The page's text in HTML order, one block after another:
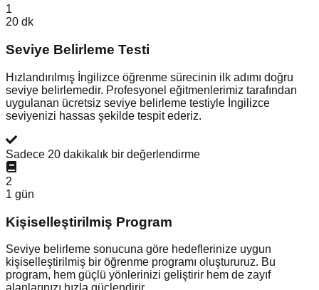
1
20 dk
Seviye Belirleme Testi
Hızlandırılmış İngilizce öğrenme sürecinin ilk adımı doğru
seviye belirlemedir. Profesyonel eğitmenlerimiz tarafından
uygulanan ücretsiz seviye belirleme testiyle İngilizce
seviyenizi hassas şekilde tespit ederiz.
Sadece 20 dakikalık bir değerlendirme
2
1 gün
Kişiselleştirilmiş Program
Seviye belirleme sonucuna göre hedeflerinize uygun
kişiselleştirilmiş bir öğrenme programı oluştururuz. Bu
program, hem güçlü yönlerinizi geliştirir hem de zayıf